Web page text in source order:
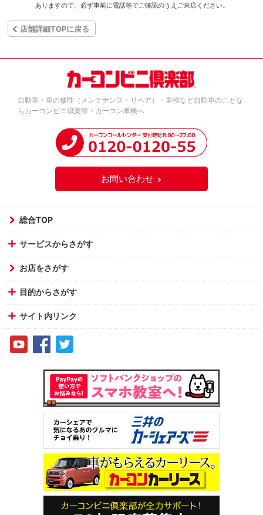
ありますので、必ず事前に電話等でご確認のうえご来店ください。
店舗詳細TOPに戻る
自動車・車の修理（メンテナンス・リペア）・車検など自動車のことな
らカーコンビニ倶楽部・カーコン車検へ
お問い合わせ
総合TOP
サービスからさがす
お店をさがす
目的からさがす
サイト内リンク